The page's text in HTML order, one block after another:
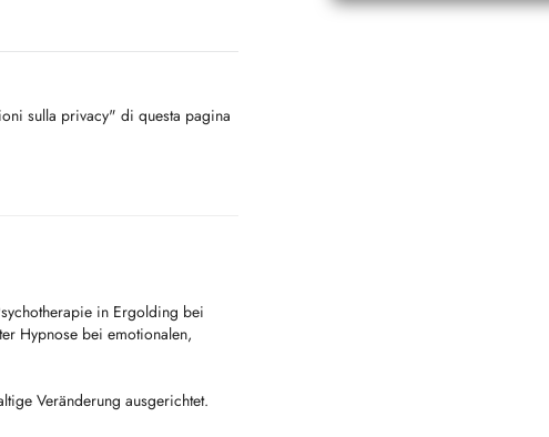
sulla privacy" di questa pagina
in Ergolding bei
Hypnose bei emotionalen,
Veränderung ausgerichtet.